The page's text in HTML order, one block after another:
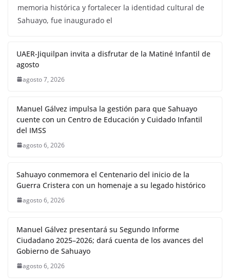
memoria histórica y fortalecer la identidad cultural de
Sahuayo, fue inaugurado el
UAER-Jiquilpan invita a disfrutar de la Matiné Infantil de
agosto
agosto 7, 2026
Manuel Gálvez impulsa la gestión para que Sahuayo
cuente con un Centro de Educación y Cuidado Infantil
del IMSS
agosto 6, 2026
Sahuayo conmemora el Centenario del inicio de la
Guerra Cristera con un homenaje a su legado histórico
agosto 6, 2026
Manuel Gálvez presentará su Segundo Informe
Ciudadano 2025–2026; dará cuenta de los avances del
Gobierno de Sahuayo
agosto 6, 2026